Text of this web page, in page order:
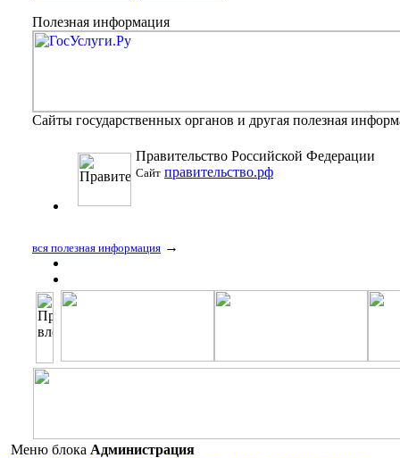
Полезная информация
Сайты государственных органов и другая полезная
Правительство Российской Федерации
Сайт правительство.рф
вся полезная информация →
Меню блока Администрация